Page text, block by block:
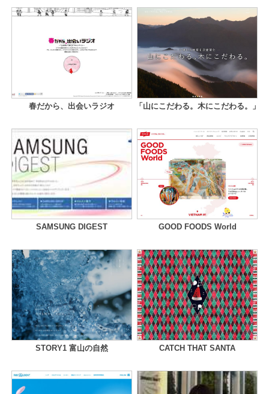
春だから、出会いラジオ 「山にこだわる。木にこだわる。」
SAMSUNG DIGEST GOOD FOODS World
STORY1 富山の自然 CATCH THAT SANTA